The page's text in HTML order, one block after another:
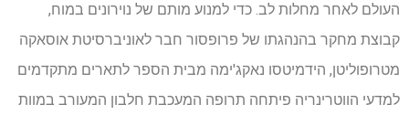
העולם לאחר מחלות לב. כדי למנוע מותם של נוירונים במוח,
קבוצת מחקר בהנהגתו של פרופסור חבר לאוניברסיטת אוסאקה
מטרופוליטן, הידמיטסו נאקג'ימה מבית הספר לתארים מתקדמים
למדעי הווטרינריה פיתחה תרופה המעכבת חלבון המעורב במוות